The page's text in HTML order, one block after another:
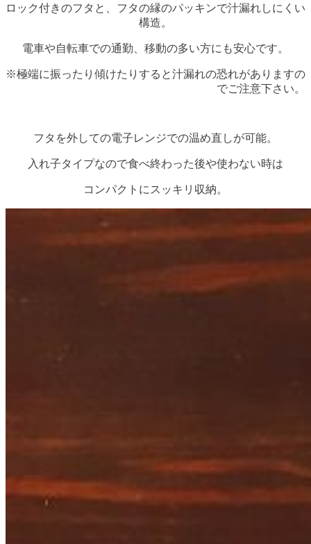
ロック付きのフタと、フタの縁のパッキンで汁漏れしにくい
構造。
電車や自転車での通勤、移動の多い方にも安心です。
※極端に振ったり傾けたりすると汁漏れの恐れがありますの
でご注意下さい。
フタを外しての電子レンジでの温め直しが可能。
入れ子タイプなので食べ終わった後や使わない時は
コンパクトにスッキリ収納。